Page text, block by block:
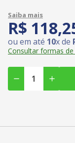
R$ 118,
ou em até 10x de
Consultar formas